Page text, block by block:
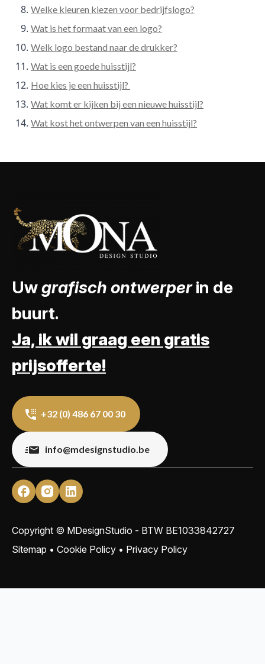
Welke kleuren kiezen voor bedrijfslogo?
Wat is het formaat van een logo?
Welk logo bestand naar de drukker?
Wat is een goede huisstijl?
Hoe kies je een huisstijl?
Wat komt er kijken bij een nieuwe huisstijl?
Wat kost het ontwerpen van een huisstijl?
Uwgrafisch ontwerperin de
buurt.
Ja, ik wil graag een gratis
prijsofferte!
+32 (0) 486 67 00 30
info@mdesignstudio.be
Copyright © MDesignStudio - BTW BE1033842727
Sitemap • Cookie Policy • Privacy Policy